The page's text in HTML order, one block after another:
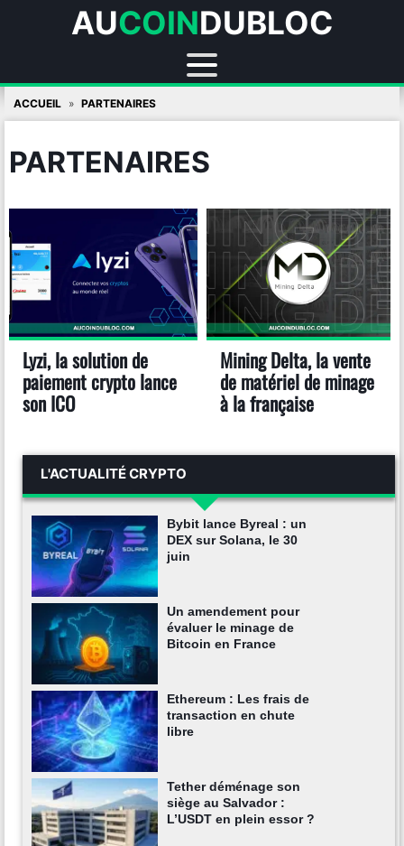
AUCOINDUBLOC
Skip
to
ACCUEIL PARTENAIRES
PARTENAIRES
Lyzi, la solution de
paiement crypto lance
son ICO
Mining Delta, la vente
de matériel de minage
à la française
L'ACTUALITÉ CRYPTO
Bybit lance Byreal : un
DEX sur Solana, le 30
juin
Un amendement pour
évaluer le minage de
Bitcoin en France
Ethereum : Les frais de
transaction en chute
libre
Tether déménage son
siège au Salvador :
L’USDT en plein essor ?